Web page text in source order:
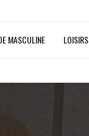
MASCULINE LOISIRS